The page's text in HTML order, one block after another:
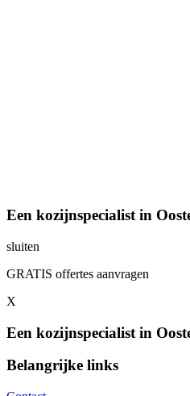
Een kozijnspecialist in
sluiten
GRATIS offertes aanvragen
X
Een kozijnspecialist in
Belangrijke links